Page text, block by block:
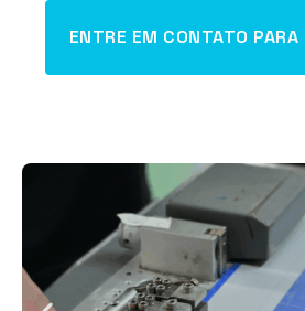
ENTRE EM CONTATO